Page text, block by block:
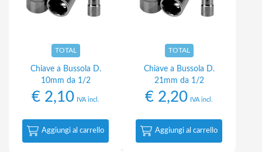
TOTAL
Chiave a Bussola D.
10mm da 1/2
€ 2,10 IVA incl.
Aggiungi al carrello
TOTAL
Chiave a Bussola D.
21mm da 1/2
€ 2,20 IVA incl.
Aggiungi al carrello